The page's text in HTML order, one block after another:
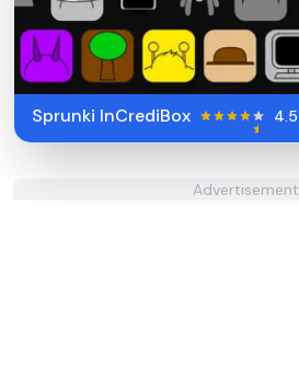
Sprunki InCrediBox 4.5
Advertisement